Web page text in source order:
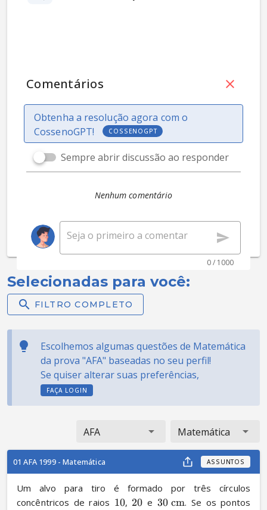
Comentários
Obtenha a resolução agora com o
CossenoGPT!
COSSENOGPT
Sempre abrir discussão ao responder
Nenhum comentário
0 / 1000
Selecionadas para você:
FILTRO COMPLETO
Escolhemos algumas questões de Matemática
da prova "AFA" baseadas no seu perfil!
Se quiser alterar suas preferências,
FAÇA LOGIN
AFA Matemática
01 AFA 1999 - Matemática ASSUNTOS
Um alvo para tiro é formado por três círculos
concêntricos de raios 10, 20 e 30 cm. Se os pontos